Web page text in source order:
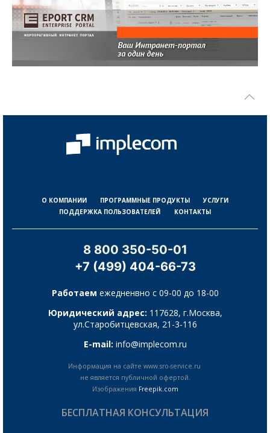
О КОМПАНИИ ПРОГРАММНЫЕ ПРОДУКТЫ
УСЛУГИ
ПОДДЕРЖКА ПОЛЬЗОВАТЕЛЕЙ
КОНТАКТЫ
8 800 350-50-01
+7 (499) 404-66-73
Работаем ежедненвно с 09-00 до 18-00
Юридический адрес: 117628, г.Москва,
ул.Старобитцевская, 21-3-116
E-mail: info@implecom.ru
Информация на сайте www.sro-service.ru
не является публичной офертой.
Изображения Freepik.com
БЕСПЛАТНАЯ КОНСУЛЬТАЦИЯ